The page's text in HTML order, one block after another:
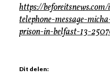
https://
telephone-message-
prison-in-belfast-13-
Dit delen: